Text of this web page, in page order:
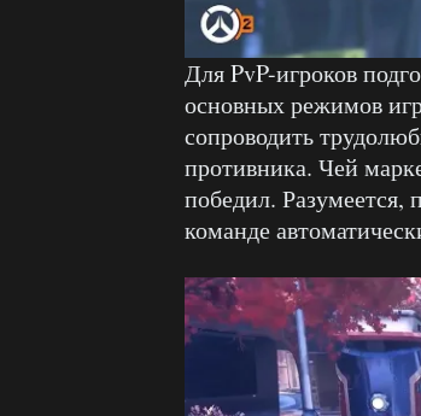
Для PvP-игроков
основных режимов
сопроводить
противника. Чей
победил. Разумеется,
команде